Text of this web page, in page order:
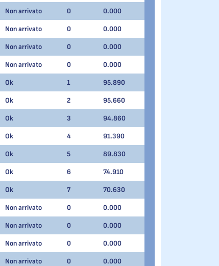
Non arrivato 0 0.000
Non arrivato 0 0.000
Non arrivato 0 0.000
Non arrivato 0 0.000
Ok 1 95.890
Ok 2 95.660
Ok 3 94.860
Ok 4 91.390
Ok 5 89.830
Ok 6 74.910
Ok 7 70.630
Non arrivato 0 0.000
Non arrivato 0 0.000
Non arrivato 0 0.000
Non arrivato 0 0.000